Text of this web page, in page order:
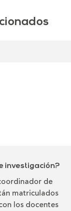
investigación?
de
matriculados
los docentes